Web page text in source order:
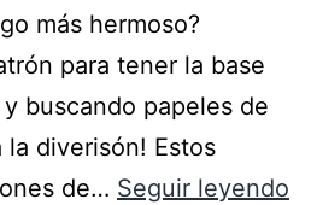
más hermoso?
para tener la base
buscando papeles de
la diverisón! Estos
de… Seguir leyendo